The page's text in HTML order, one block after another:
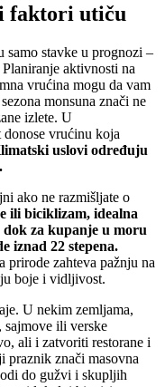
faktori utiču
samo stavke u prognozi –
aktivnosti na
vrućina mogu da vam
monsuna znači ne
izlete. U
vrućinu koja
uslovi određuju
ako ne razmišljate o
ili biciklizam, idealna
dok za kupanje u moru
iznad 22 stepena.
prirode zahteva pažnju na
boje i vidljivost.
U nekim zemljama,
sajmove ili verske
ali i zatvoriti restorane i
znači masovna
do gužvi i skupljih